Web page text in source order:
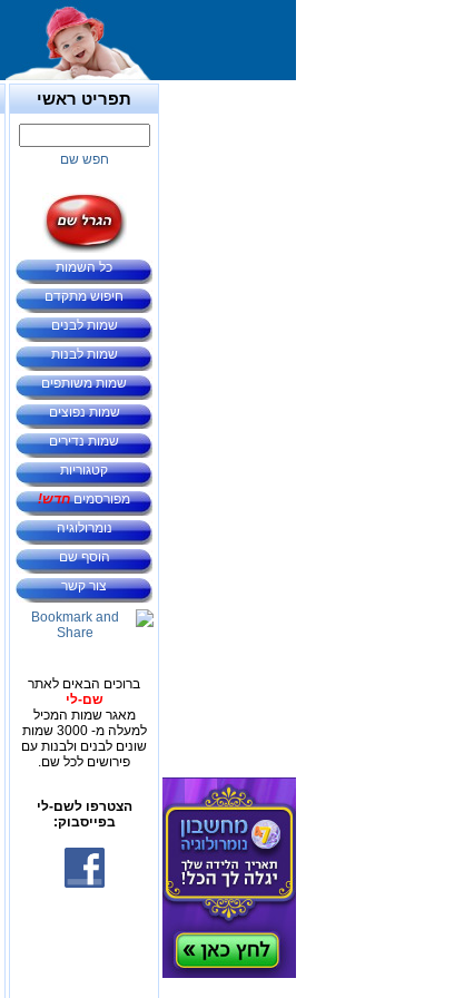
תפריט ראשי
חפש שם
כל השמות
חיפוש מתקדם
שמות לבנים
שמות לבנות
שמות משותפים
שמות נפוצים
שמות נדירים
קטגוריות
מפורסמיםחדש!
נומרולוגיה
הוסף שם
צור קשר
ברוכים הבאים לאתר
שם-לי
מאגר שמות המכיל
למעלה מ- 3000 שמות
שונים לבנים ולבנות עם
פירושים לכל שם.
הצטרפו לשם-לי
בפייסבוק: